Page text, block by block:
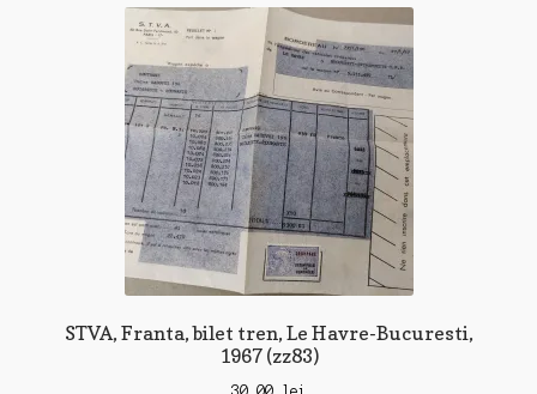
STVA, Franta, bilet tren, Le Havre-Bucuresti,
1967 (zz83)